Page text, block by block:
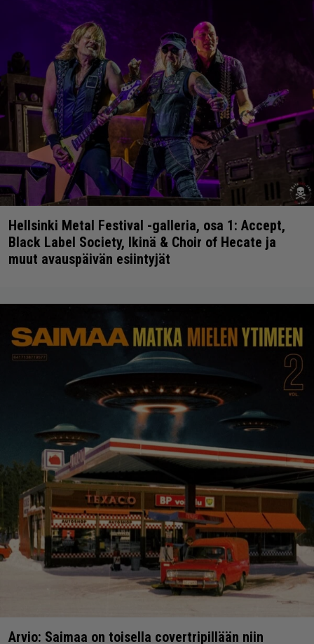
Hellsinki Metal Festival -galleria, osa 1: Accept,
Black Label Society, Ikinä & Choir of Hecate ja
muut avauspäivän esiintyjät
Arvio: Saimaa on toisella covertripillään niin